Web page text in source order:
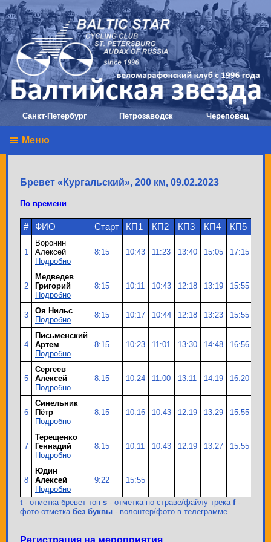
Санкт-Петербург Петрозаводск Череповец
Меню
Бревет «Кургальский», 200 км, 09.02.2023
По времени
# ФИО Старт КП1 КП2 КП3 КП4 КП5
1
Воронин
Алексей
Подробно
8:15 10:43 11:23 13:40 15:05 17:15
2
Медведев
Григорий
Подробно
8:15 10:11 10:43 12:18 13:19 15:55
3
Оя Нильс
Подробно
8:15 10:17 10:44 12:18 13:23 15:55
4
Письменский
Артем
Подробно
8:15 10:23 11:01 13:30 14:48 16:56
5
Сергеев
Алексей
Подробно
8:15 10:24 11:00 13:11 14:19 16:20
6
Синельник
Пётр
Подробно
8:15 10:16 10:43 12:19 13:29 15:55
7
Терещенко
Геннадий
Подробно
8:15 10:11 10:43 12:19 13:27 15:55
8
Юдин
Алексей
Подробно
9:22 15:55
t- отметка бревет топ s - отметка по страве/файлу трека f-
фото-отметка без буквы - волонтер/фото в телеграмме
Регистрация на мероприятия